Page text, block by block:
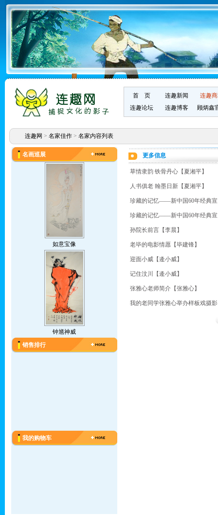
首 页 连趣新闻
连趣
连趣论坛
连趣博客 顾炳鑫
连趣网 > 名家佳作> 名家内容列表
名画巡展
如意宝像
钟馗神威
销售排行
我的购物车
更多信息
草情隶韵 铁骨丹心【夏湘平】
人书俱老 翰墨日新【夏湘平】
珍藏的记忆——新中国60年经典宣
珍藏的记忆——新中国60年经典宣
孙院长前言【李晨】
老毕的电影情愿【毕建锋】
迎面小威【逄小威】
记住汶川【逄小威】
张雅心老师简介【张雅心】
我的老同学张雅心举办样板戏摄